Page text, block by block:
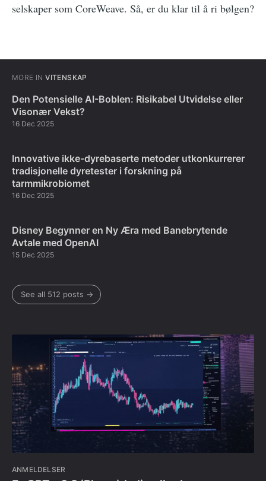
selskaper som CoreWeave. Så, er du klar til å ri bølgen?
MORE IN VITENSKAP
Den Potensielle AI-Boblen: Risikabel Utvidelse eller
Visonær Vekst?
16 Dec 2025
Innovative ikke-dyrebaserte metoder utkonkurrerer
tradisjonelle dyretester i forskning på
tarmmikrobiomet
16 Dec 2025
Disney Begynner en Ny Æra med Banebrytende
Avtale med OpenAI
15 Dec 2025
See all 512 posts →
ANMELDELSER